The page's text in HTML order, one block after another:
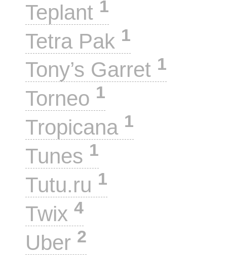
Teplant 1
Tetra Pak 1
Tony’s Garret 1
Torneo 1
Tropicana 1
Tunes 1
Tutu.ru 1
Twix 4
Uber 2